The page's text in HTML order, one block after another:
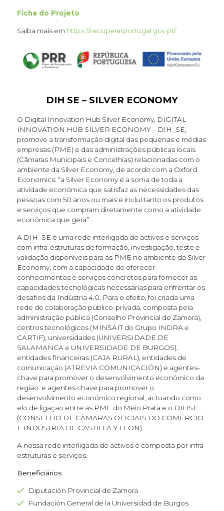
Ficha do Projeto
Saiba mais em https://recuperarportugal.gov.pt/
DIH SE – SILVER ECONOMY
O Digital Innovation Hub Silver Economy, DIGITAL
INNOVATION HUB SILVER ECONOMY – DIH_SE,
promove a transformação digital das pequenas e médias
empresas (PME) e das administrações públicas locais
(Câmaras Municipais e Concelhias) relacionadas com o
ambiente da Silver Economy, de acordo com a Oxford
Economics: “a Silver Economy é a soma de toda a
atividade económica que satisfaz as necessidades das
pessoas com 50 anos ou mais e inclui tanto os produtos
e serviços que compram diretamente como a atividade
económica que gera”.
A DIH_SE é uma rede interligada de activos e serviços
com infra-estruturas de formação, investigação, teste e
validação disponíveis para as PME no ambiente da Silver
Economy, com a capacidade de oferecer
conhecimentos e serviços concretos para fornecer as
capacidades tecnológicas necessárias para enfrentar os
desafios da Indústria 4.0. Para o efeito, foi criada uma
rede de colaboração público-privada, composta pela
administração pública (Conselho Provincial de Zamora),
centros tecnológicos (MINSAIT do Grupo INDRA e
CARTIF), universidades (UNIVERSIDADE DE
SALAMANCA e UNIVERSIDADE DE BURGOS),
entidades financeiras (CAJA RURAL), entidades de
comunicação (ATREVIA COMUNICACIÓN) e agentes-
chave para promover o desenvolvimento económico da
região. e agentes chave para promover o
desenvolvimento económico regional, actuando como
elo de ligação entre as PME do Meio Prata e o DIHSE
(CONSELHO DE CÂMARAS OFICIAIS DO COMÉRCIO
E INDÚSTRIA DE CASTILLA Y LEON).
A nossa rede interligada de activos é composta por infra-
estruturas e serviços.
Beneficiários:
Diputación Provincial de Zamora
Fundación General de la Universidad de Burgos